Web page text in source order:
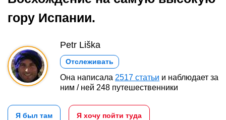
гору Испании.
Petr Liška
Отслеживать
Она написала 2517 статьи и наблюдает за
ним / ней 248 путешественники
Я был там Я хочу пойти туда